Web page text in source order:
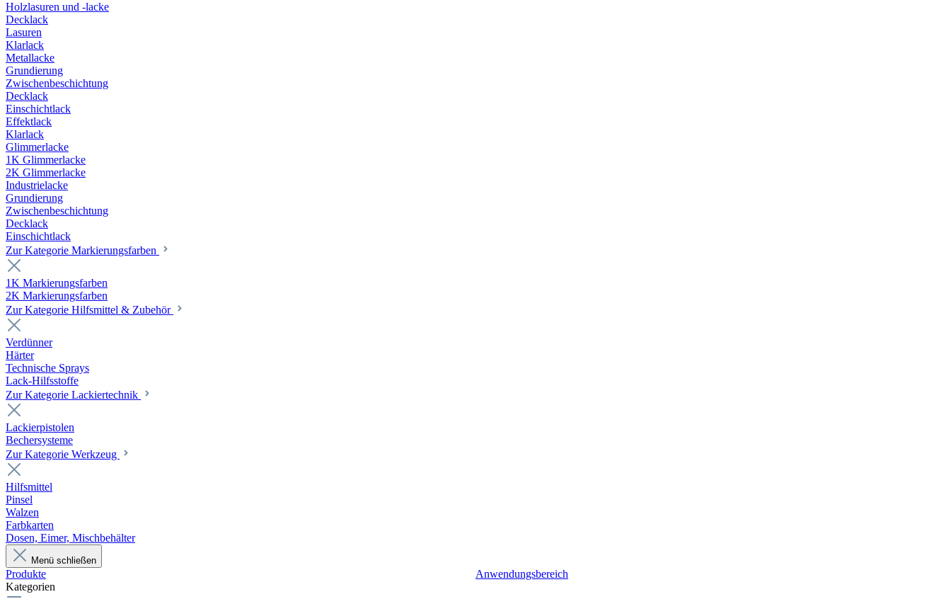
Holzlasuren und -lacke
Decklack
Lasuren
Klarlack
Metallacke
Grundierung
Zwischenbeschichtung
Decklack
Einschichtlack
Effektlack
Klarlack
Glimmerlacke
1K Glimmerlacke
2K Glimmerlacke
Industrielacke
Grundierung
Zwischenbeschichtung
Decklack
Einschichtlack
Zur Kategorie Markierungsfarben
1K Markierungsfarben
2K Markierungsfarben
Zur Kategorie Hilfsmittel & Zubehör
Verdünner
Härter
Technische Sprays
Lack-Hilfsstoffe
Zur Kategorie Lackiertechnik
Lackierpistolen
Bechersysteme
Zur Kategorie Werkzeug
Hilfsmittel
Pinsel
Walzen
Farbkarten
Dosen, Eimer, Mischbehälter
Menü schließen
Produkte
Anwendungsbereich
Kategorien